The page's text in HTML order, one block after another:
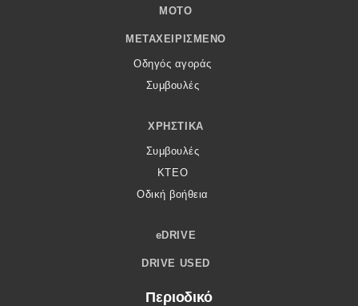
MOTO
ΜΕΤΑΧΕΙΡΙΣΜΈΝΟ
Οδηγός αγοράς
Συμβουλές
ΧΡΗΣΤΙΚΆ
Συμβουλές
ΚΤΕΟ
Οδική βοήθεια
eDRIVE
DRIVE USED
Περιοδικό